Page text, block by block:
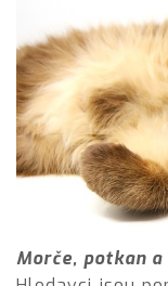
Morče, potkan